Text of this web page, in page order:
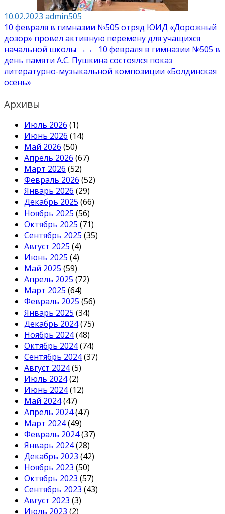
10.02.2023 admin505
Навигация
по
записям
10 февраля в гимназии №505 отряд ЮИД «Дорожный
дозор» провел активную перемену для учащихся
начальной школы → ← 10 февраля в гимназии №505 в
день памяти А.С. Пушкина состоялся показ
литературно-музыкальной композиции «Болдинская
осень»
Архивы
Июль 2026 (1)
Июнь 2026 (14)
Май 2026 (50)
Апрель 2026 (67)
Март 2026 (52)
Февраль 2026 (52)
Январь 2026 (29)
Декабрь 2025 (66)
Ноябрь 2025 (56)
Октябрь 2025 (71)
Сентябрь 2025 (35)
Август 2025 (4)
Июнь 2025 (4)
Май 2025 (59)
Апрель 2025 (72)
Март 2025 (64)
Февраль 2025 (56)
Январь 2025 (34)
Декабрь 2024(75)
Ноябрь 2024(48)
Октябрь 2024(74)
Сентябрь 2024(37)
Август 2024(5)
Июль 2024(2)
Июнь 2024(12)
Май 2024(47)
Апрель 2024(47)
Март 2024(49)
Февраль 2024(37)
Январь 2024(28)
Декабрь 2023 (42)
Ноябрь 2023 (50)
Октябрь 2023 (57)
Сентябрь 2023 (43)
Август 2023 (3)
Июль 2023 (2)